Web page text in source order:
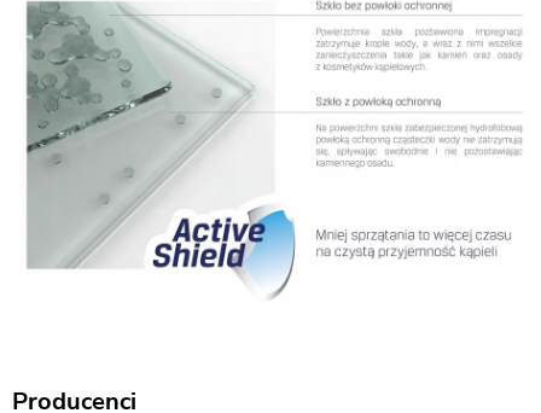
Producenci